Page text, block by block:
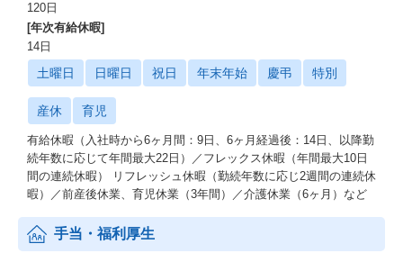
120日
[年次有給休暇]
14日
土曜日 日曜日 祝日 年末年始 慶弔 特別
産休 育児
有給休暇（入社時から6ヶ月間：9日、6ヶ月経過後：14日、以降勤
続年数に応じて年間最大22日）／フレックス休暇（年間最大10日
間の連続休暇） リフレッシュ休暇（勤続年数に応じ2週間の連続休
暇）／前産後休業、育児休業（3年間）／介護休業（6ヶ月）など
手当・福利厚生